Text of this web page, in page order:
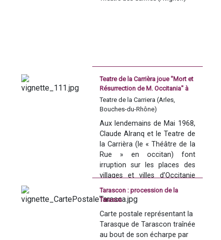
de Gaulle et le gouvernement
de Georges Pompidou
d’engager un plan
d'aménagement touristique
du littoral du Languedoc-
Roussillon. La mission est
confiée à la DATAR
(Délégation interministérielle
à l'aménagement du territoire
et à l'attractivité régionale)
qui supervise la création des
stations balnéaires de Port-
Camargue, la Grande-Motte,
Le Cap d'Agde et son village
Leucate, Port-Barcarès et
Saint-Cyprien. La mission
sera alors surnommée «
Teatre de la Carrièra joue "Mort et
Résurrection de M. Occitania" à
Bédarieux en 1970
Teatre de la Carriera (Arles,
Bouches-du-Rhône)
Aux lendemains de Mai 1968,
Claude Alranq et le Teatre de
la Carrièra (le « Théâtre de la
Rue » en occitan) font
irruption sur les places des
villages et villes d’Occitanie
avec un théâtre d’un nouveau
genre, populaire, social et
emblématique, Mort et
Résurrection de M. Occitania,
farce tragique qui révèle à la
Tarascon : procession de la
Tarasca
Carte postale représentant la
Tarasque de Tarascon traînée
au bout de son écharpe par